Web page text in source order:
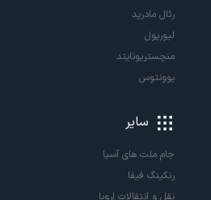
رئال مادرید
لیورپول
منچستریونایتد
یوونتوس
سایر
جام ملت های آسیا
رنکینگ فیفا
نقل و انتقالات اروپا